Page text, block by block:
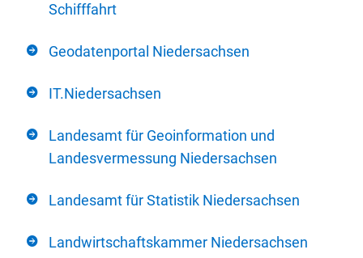
Schifffahrt
Geodatenportal Niedersachsen
IT.Niedersachsen
Landesamt für Geoinformation und
Landesvermessung Niedersachsen
Landesamt für Statistik Niedersachsen
Landwirtschaftskammer Niedersachsen